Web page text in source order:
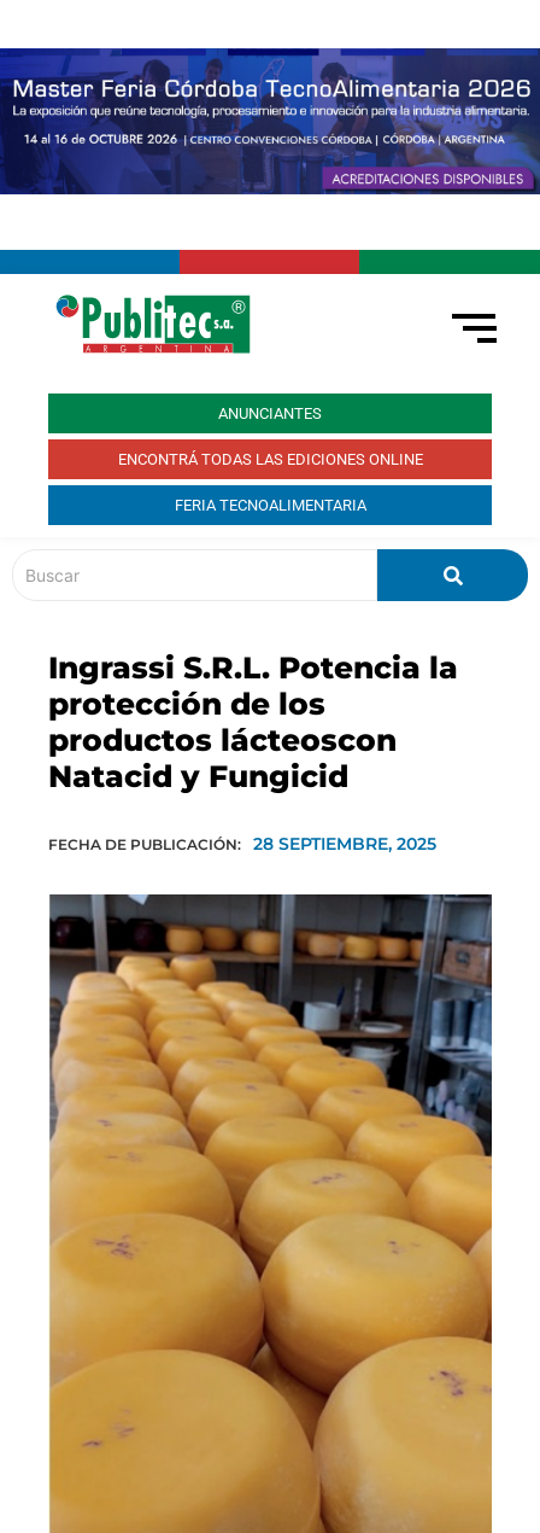
ANUNCIANTES
ENCONTRÁ TODAS LAS EDICIONES ONLINE
FERIA TECNOALIMENTARIA
Ingrassi S.R.L. Potencia la
protección de los
productos lácteoscon
Natacid y Fungicid
FECHA DE PUBLICACIÓN: 28 SEPTIEMBRE, 2025